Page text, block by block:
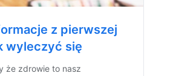
z pierwszej
wyleczyć się
że zdrowie to nasz